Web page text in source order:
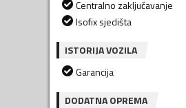
Centralno zaključavanje
Isofix sjedišta
ISTORIJA VOZILA
Garancija
DODATNA OPREMA